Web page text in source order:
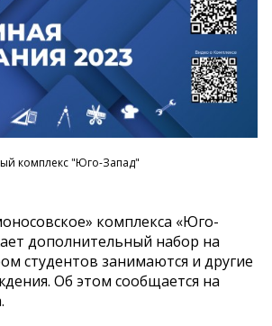
комплекс "Юго-Запад"
комплекса «Юго-
дополнительный набор на
студентов занимаются и другие
Об этом сообщается на